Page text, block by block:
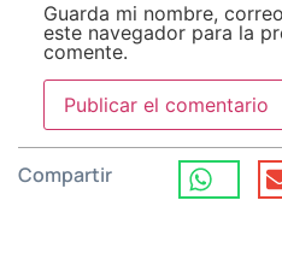
Guarda mi nombre,
este navegador para la
comente.
Compartir